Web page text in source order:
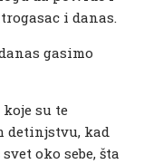
i danas.
gasimo
su te
detinjstvu, kad
oko sebe, šta